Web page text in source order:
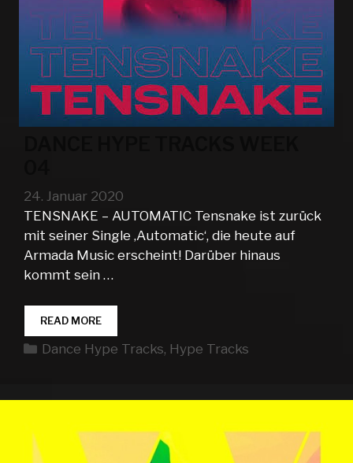
24. Januar 2020
TENSNAKE – AUTOMATIC Tensnake ist zurück
mit seiner Single ‚Automatic‘, die heute auf
Armada Music erscheint! Darüber hinaus
kommt sein …
READ MOREDANCE
HYPE
TRACKS
Kategorien
Dance Hype Tracks, Hype Tracks